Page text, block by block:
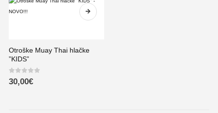
Otroške Muay Thai hlačke
”KIDS”
0out of 5
30,00€